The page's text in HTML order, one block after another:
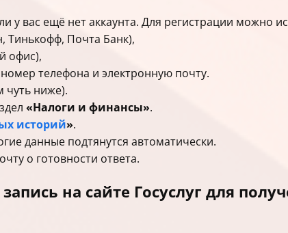
у вас ещё нет аккаунта. Для регистрации можно
Тинькофф, Почта Банк),
офис),
телефона и электронную почту.
чуть ниже).
«Налоги и финансы».
историй».
данные подтянутся автоматически.
о готовности ответа.
на сайте Госуслуг для